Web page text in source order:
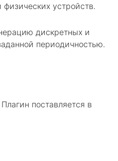
устройств.
дискретных и
периодичностью.
поставляется в